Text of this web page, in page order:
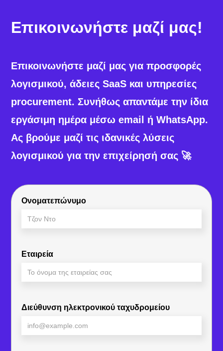
Επικοινωνήστε μαζί μας!
Επικοινωνήστε μαζί μας για προσφορές
λογισμικού, άδειες SaaS και υπηρεσίες
procurement. Συνήθως απαντάμε την ίδια
εργάσιμη ημέρα μέσω email ή WhatsApp.
Ας βρούμε μαζί τις ιδανικές λύσεις
λογισμικού για την επιχείρησή σας 🚀
Ονοματεπώνυμο
Εταιρεία
Διεύθυνση ηλεκτρονικού ταχυδρομείου